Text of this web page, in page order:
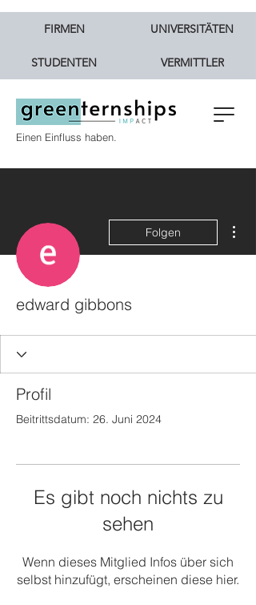
Einen Einfluss haben.
FIRMEN UNIVERSITÄTEN
STUDENTEN VERMITTLER
Folgen
edward gibbons
Profil
Beitrittsdatum: 26. Juni 2024
Es gibt noch nichts zu
sehen
Wenn dieses Mitglied Infos über sich
selbst hinzufügt, erscheinen diese hier.